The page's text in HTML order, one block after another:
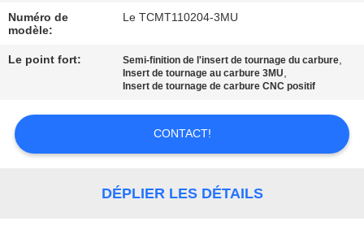
UN DEVIS
PLAN
SITE
POLITIQUE
Numéro de
modèle:
Le TCMT110204-3MU
Le point fort: Semi-finition de l'insert de tournage du carbure,
Insert de tournage au carbure 3MU,
Insert de tournage de carbure CNC positif
CONTACT!
DÉPLIER LES DÉTAILS